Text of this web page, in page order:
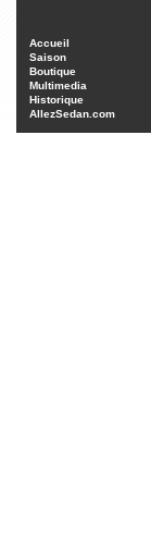
Accueil
Saison
Boutique
Multimedia
Historique
AllezSedan.com